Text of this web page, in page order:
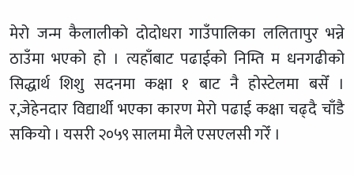
मेरो जन्म कैलालीको दोदोधरा गाउँपालिका ललितापुर भन्ने
ठाउँमा भएको हो । त्यहाँबाट पढाईको निम्ति म धनगढीको
सिद्धार्थ शिशु सदनमा कक्षा १ बाट नै होस्टेलमा बसेँ ।
र,जेहेनदार विद्यार्थी भएका कारण मेरो पढाई कक्षा चढ्दै चाँडै
सकियो । यसरी २०५९ सालमा मैले एसएलसी गरेँ ।